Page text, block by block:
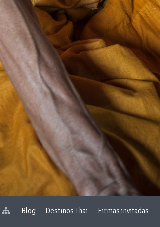
Blog Destinos Thai Firmas invitadas